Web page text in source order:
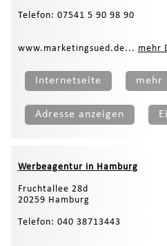
Telefon: 07541 5 90 98 90
www.marketingsued.de... mehr
Internetseite mehr
Adresse anzeigen
Werbeagentur in Hamburg
Fruchtallee 28d
20259 Hamburg
Telefon: 040 38713443